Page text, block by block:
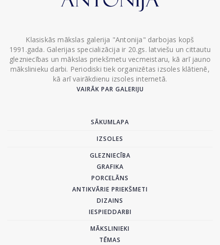
Klasiskās mākslas galerija "Antonija" darbojas kopš
1991.gada. Galerijas specializācija ir 20.gs. latviešu un cittautu
glezniecības un mākslas priekšmetu vecmeistaru, kā arī jauno
mākslinieku darbi. Periodiski tiek organizētas izsoles klātienē,
kā arī vairākdienu izsoles internetā.
VAIRĀK PAR GALERIJU
SĀKUMLAPA
IZSOLES
GLEZNIECĪBA
GRAFIKA
PORCELĀNS
ANTIKVĀRIE PRIEKŠMETI
DIZAINS
IESPIEDDARBI
MĀKSLINIEKI
TĒMAS